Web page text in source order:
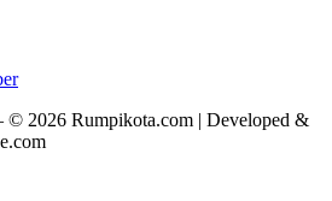
2026 Rumpikota.com | Developed &